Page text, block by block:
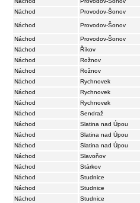
Náchod
Provodov-Šonov
Náchod
Provodov-Šonov
Náchod
Provodov-Šonov
Náchod
Říkov
Náchod
Rožnov
Náchod
Rožnov
Náchod
Rychnovek
Náchod
Rychnovek
Náchod
Rychnovek
Náchod
Sendraž
Náchod
Slatina nad Úpou
Náchod
Slatina nad Úpou
Náchod
Slatina nad Úpou
Náchod
Slavoňov
Náchod
Stárkov
Náchod
Studnice
Náchod
Studnice
Náchod
Studnice